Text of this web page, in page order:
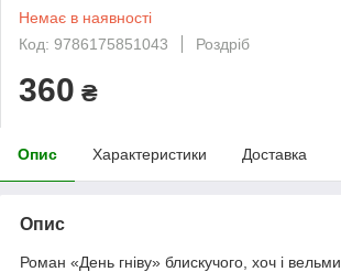
Немає в наявності
Код: 9786175851043
Роздріб
360 ₴
Опис Характеристики Доставка
Опис
Роман «День гніву» блискучого, хоч і вельми